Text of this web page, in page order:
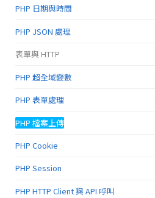
PHP 日期與時間
PHP JSON 處理
表單與 HTTP
PHP 超全域變數
PHP 表單處理
PHP 檔案上傳
PHP Cookie
PHP Session
PHP HTTP Client 與 API 呼叫